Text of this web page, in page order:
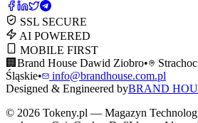
SSL SECURE
AI POWERED
MOBILE FIRST
🏢 Brand House Dawid Ziobro•
Śląskie•
info@brandhouse.com.pl
Designed & Engineered byBRAND
© 2026 Tokeny.pl — Magazyn